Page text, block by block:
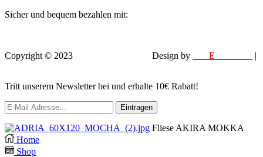
Sicher und bequem bezahlen mit:
Copyright © 2023 Design by E
|
Tritt unserem Newsletter bei und erhalte 10€ Rabatt!
Fliese AKIRA MOKKA
Home
Shop